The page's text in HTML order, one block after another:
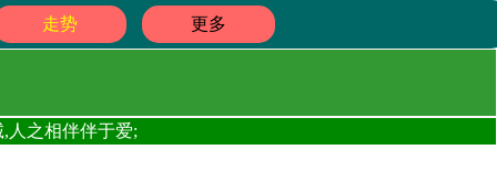
走势 更多
人之相伴伴于爱;